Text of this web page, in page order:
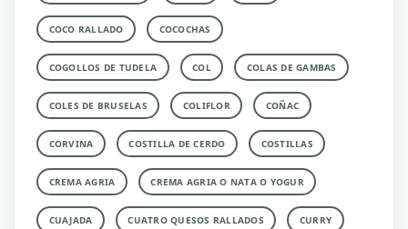
COCO RALLADO COCOCHAS
COGOLLOS DE TUDELA COL COLAS DE GAMBAS
COLES DE BRUSELAS COLIFLOR COÑAC
CORVINA COSTILLA DE CERDO COSTILLAS
CREMA AGRIA CREMA AGRIA O NATA O YOGUR
CUAJADA CUATRO QUESOS RALLADOS CURRY